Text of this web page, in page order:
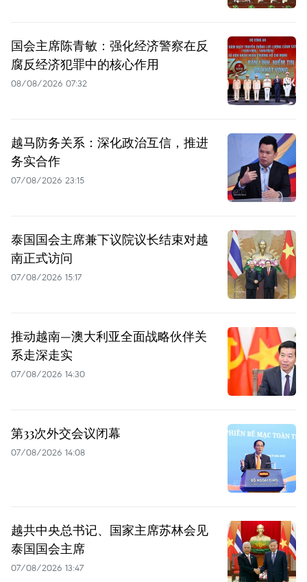
国会主席陈青敏：强化经济警察在反
腐反经济犯罪中的核心作用
08/08/2026 07:32
越马防务关系：深化政治互信，推进
务实合作
07/08/2026 23:15
泰国国会主席兼下议院议长结束对越
南正式访问
07/08/2026 15:17
推动越南—澳大利亚全面战略伙伴关
系走深走实
07/08/2026 14:30
第33次外交会议闭幕
07/08/2026 14:08
越共中央总书记、国家主席苏林会见
泰国国会主席
07/08/2026 13:47